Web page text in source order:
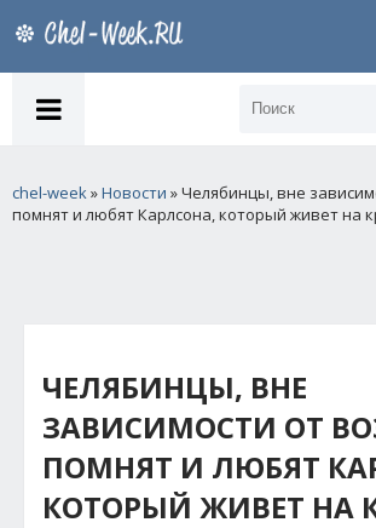
chel-week»Новости » Челябинцы, вне
помнят и любят Карлсона, который живет на
ЧЕЛЯБИНЦЫ, ВНЕ
ЗАВИСИМОСТИ ОТ
ПОМНЯТ И ЛЮБЯТ
КОТОРЫЙ ЖИВЕТ НА